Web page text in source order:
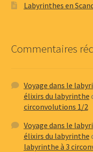
Labyrinthes en
Commentaires
Voyage dans le
élixirs du labyrinthe
circonvolutions 1/2
Voyage dans le
élixirs du labyrinthe
labyrinthe à 3